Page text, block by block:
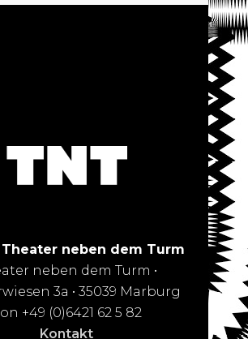
neben dem Turm
neben dem Turm •
3a • 35039 Marburg
+49 (0)6421 62 5 82
Kontakt